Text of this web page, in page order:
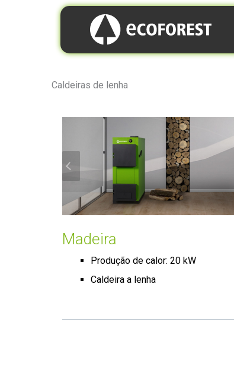
Caldeiras de lenha
Madeira
Produção de calor: 20 kW
Caldeira a lenha